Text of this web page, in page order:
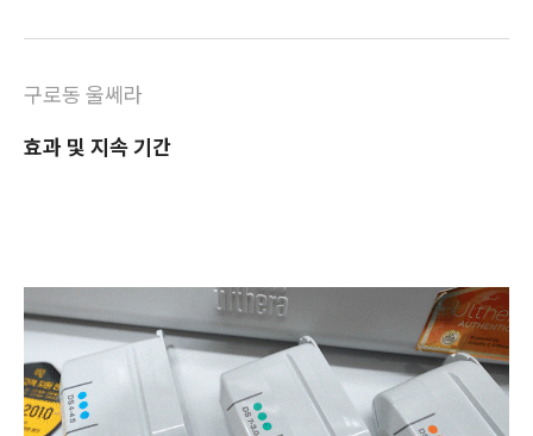
구로동 울쎄라
효과 및 지속 기간